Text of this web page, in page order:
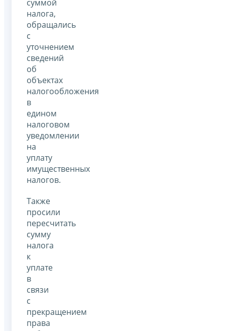
суммой
налога,
обращались
с
уточнением
сведений
об
объектах
налогообложения
в
едином
налоговом
уведомлении
на
уплату
имущественных
налогов.
Также
просили
пересчитать
сумму
налога
к
уплате
в
связи
с
прекращением
права